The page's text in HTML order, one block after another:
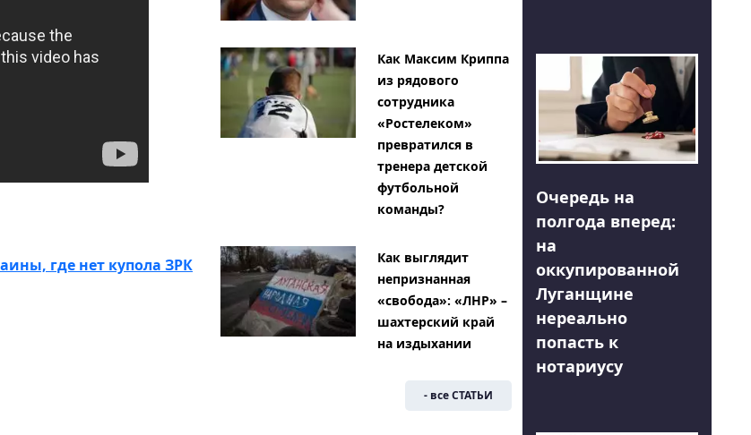
где нет купола ЗРК
Как Максим Криппа
из рядового
сотрудника
«Ростелеком»
превратился в
тренера детской
футбольной
команды?
Как выглядит
непризнанная
«свобода»: «ЛНР» –
шахтерский край
на издыхании
- все СТАТЬИ
Очередь на
полгода вперед:
на
оккупированной
Луганщине
нереально
попасть к
нотариусу